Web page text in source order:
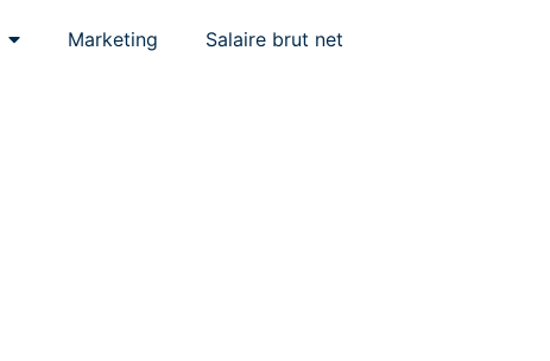
Marketing Salaire brut net